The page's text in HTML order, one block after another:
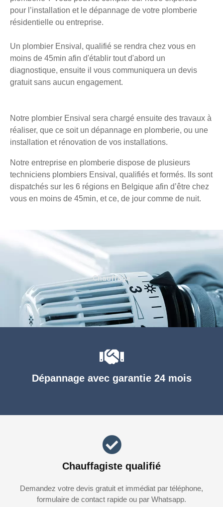
pour l’installation et le dépannage de votre plomberie
résidentielle ou entreprise.
Un plombier Ensival, qualifié se rendra chez vous en
moins de 45min afin d'établir tout d'abord un
diagnostique, ensuite il vous communiquera un devis
gratuit sans aucun engagement.
Notre plombier Ensival sera chargé ensuite des travaux à
réaliser, que ce soit un dépannage en plomberie, ou une
installation et rénovation de vos installations.
Notre entreprise en plomberie dispose de plusieurs
techniciens plombiers Ensival, qualifiés et formés. Ils sont
dispatchés sur les 6 régions en Belgique afin d’être chez
vous en moins de 45min, et ce, de jour comme de nuit.
Dépannage avec garantie 24 mois
Chauffagiste qualifié
Demandez votre devis gratuit et immédiat par téléphone,
formulaire de contact rapide ou par Whatsapp.
Chauffage